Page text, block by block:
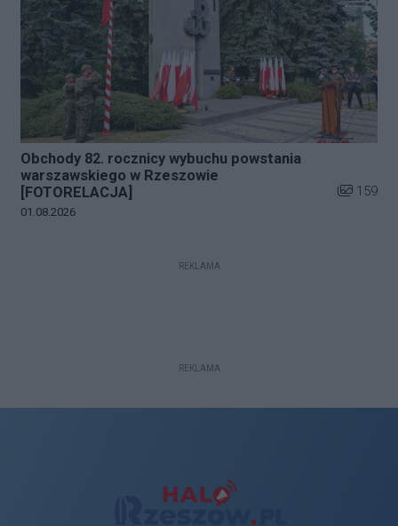
Obchody 82. rocznicy wybuchu powstania
warszawskiego w Rzeszowie
[FOTORELACJA]
Liczba
159
Data dodania galerii:
01.08.2026
REKLAMA
REKLAMA